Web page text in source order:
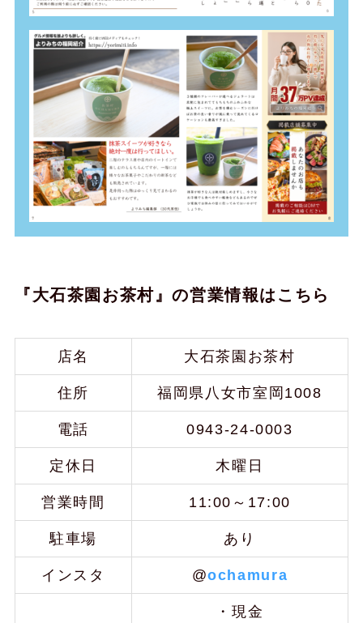
『大石茶園お茶村』の営業情報はこちら
店名 大石茶園お茶村
住所 福岡県八女市室岡1008
電話 0943-24-0003
定休日 木曜日
営業時間 11:00～17:00
駐車場 あり
インスタ @ochamura
・現金